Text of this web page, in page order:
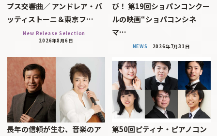
プス交響曲／ アンドレア・バ
ッティストーニ＆東京フ…
New Release Selection
2026年8月6日
び！ 第19回ショパンコンクー
ルの映画“ショパコンシネ
マ…
NEWS 2026年7月31日
長年の信頼が生む、音楽のア
第50回ピティナ・ピアノコン